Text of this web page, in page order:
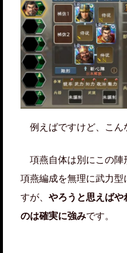
例えばですけど、こん
項燕自体は別にこの陣
項燕編成を無理に武力
すが、 やろうと思えばや
のは確実に強みです。